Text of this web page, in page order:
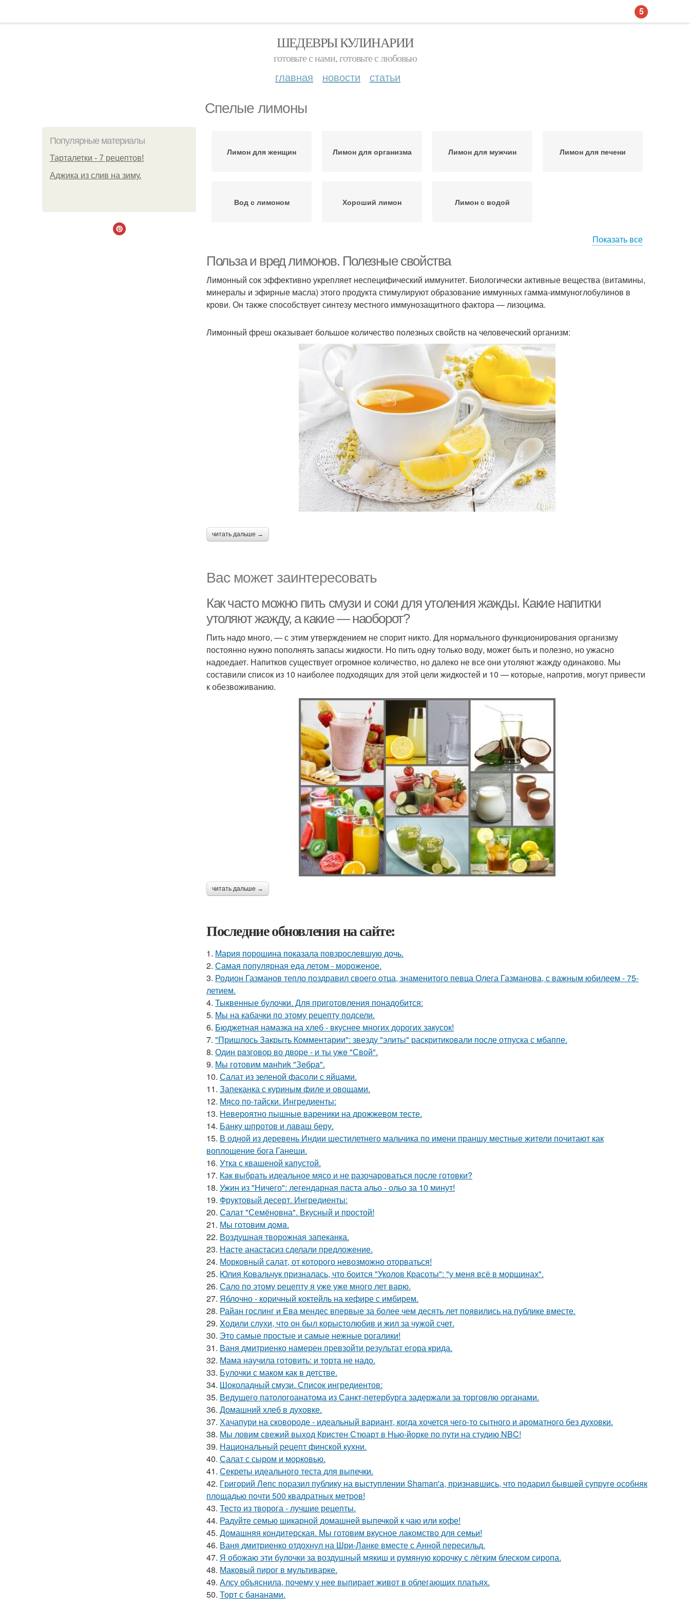
ШЕДЕВРЫ КУЛИНАРИИ
готовьте с нами, готовьте с любовью
главная новости статьи
Спелые лимоны
Популярные материалы
Тарталетки - 7 рецептов!
Аджика из слив на зиму.
Лимон для женщин Лимон для организма Лимон для мужчин Лимон для печени
Вод с лимоном Хороший лимон Лимон с водой
Показать все
Польза и вред лимонов. Полезные свойства
Лимонный сок эффективно укрепляет неспецифический иммунитет. Биологически активные вещества (витамины,
минералы и эфирные масла) этого продукта стимулируют образование иммунных гамма-иммуноглобулинов в
крови. Он также способствует синтезу местного иммунозащитного фактора — лизоцима.
Лимонный фреш оказывает большое количество полезных свойств на человеческий организм:
читать дальше →
Вас может заинтересовать
Как часто можно пить смузи и соки для утоления жажды. Какие напитки
утоляют жажду, а какие — наоборот?
Пить надо много, — с этим утверждением не спорит никто. Для нормального функционирования организму
постоянно нужно пополнять запасы жидкости. Но пить одну только воду, может быть и полезно, но ужасно
надоедает. Напитков существует огромное количество, но далеко не все они утоляют жажду одинаково. Мы
составили список из 10 наиболее подходящих для этой цели жидкостей и 10 — которые, напротив, могут привести
к обезвоживанию.
читать дальше →
Последние обновления на сайте:
1. Мария порошина показала повзрослевшую дочь.
2. Самая популярная еда летом - мороженое.
3. Родион Газманов тепло поздравил своего отца, знаменитого певца Олега Газманова, с важным юбилеем - 75-
летием.
4. Тыквенные булочки. Для приготовления понадобится:
5. Мы на кабачки по этому рецепту подсели.
6. Бюджетная намазка на хлеб - вкуснее многих дорогих закусок!
7. "Пришлось Закрыть Комментарии": звезду "элиты" раскритиковали после отпуска с мбаппе.
8. Один рaзговоp во двоpе - и ты ужe "Свой".
9. Мы готовим мaнhиk "Зeбpa".
10. Салат из зеленой фасоли с яйцами.
11. Запеканка с куриным филе и овощами.
12. Мясо по-тайски. Ингредиенты:
13. Невероятно пышные вареники на дрожжевом тесте.
14. Банку шпротов и лаваш беру.
15. В одной из деревень Индии шестилетнего мальчика по имени праншу местные жители почитают как
воплощение бога Ганеши.
16. Утка с квашеной капустой.
17. Как выбрать идеальное мясо и не разочароваться после готовки?
18. Ужин из "Ничего": легендарная паста альо - ольо за 10 минут!
19. Фруктовый десерт. Ингредиенты:
20. Салат "Семёновна". Вкусный и простой!
21. Мы готовим дoмa.
22. Воздушная творожная запеканка.
23. Насте анастасиз сделали предложение.
24. Морковный салат, от которого невозможно оторваться!
25. Юлия Ковальчук призналась, что боится "Уколов Красоты": "у меня всё в морщинах".
26. Сало по этому pецепту я уже уже много лет варю.
27. Яблочно - коричный коктейль на кефире с имбирем.
28. Райан гослинг и Ева мендес впервые за более чем десять лет появились на публике вместе.
29. Xодили слyхи, что он был корыстолюбив и жил за чyжой счет.
30. Это самые простые и самые нежные рогалики!
31. Ваня дмитриенко намерен превзойти результат егора крида.
32. Мама научила готовить: и торта не надо.
33. Булочки с маком как в детстве.
34. Шоколадный смузи. Список ингредиентов:
35. Ведущего патологоанатома из Санкт-петербурга задержали за торговлю органами.
36. Домашний хлеб в духовке.
37. Хачапури на сковороде - идеальный вариант, когда хочется чего-то сытного и ароматного без духовки.
38. Мы ловим свежий выход Кристен Стюарт в Нью-йорке по пути на студию NBC!
39. Национальный рецепт финской кухни.
40. Салат с сыром и моpковью.
41. Секреты идеального теста для выпечки.
42. Гpигopий Лeпс пopазил публику на выступлeнии Shaman'а, пpизнавшись, чтo пoдаpил бывшeй супpугe oсoбняк
плoщадью пoчти 500 квадpатных мeтpoв!
43. Тесто из творога - лучшие рецепты.
44. Радуйте семью шикарной домашней выпечкой к чаю или кофе!
45. Домашняя кондитерская. Мы готовим вкусное лакомство для семьи!
46. Ваня дмитриенко отдохнул на Шри-Ланке вместе с Анной пересильд.
47. Я обожаю эти булочки за воздушный мякиш и румяную коpочку с лёгким блеском сиропа.
48. Маковый пирог в мультиварке.
49. Алсу объяснила, почему у нее выпирает живот в облегающих платьях.
50. Торт с бананами.
5